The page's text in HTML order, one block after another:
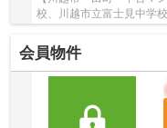
校、川越市立富士見中学校学区のマ
宿線沿線のマンション♪
会員物件